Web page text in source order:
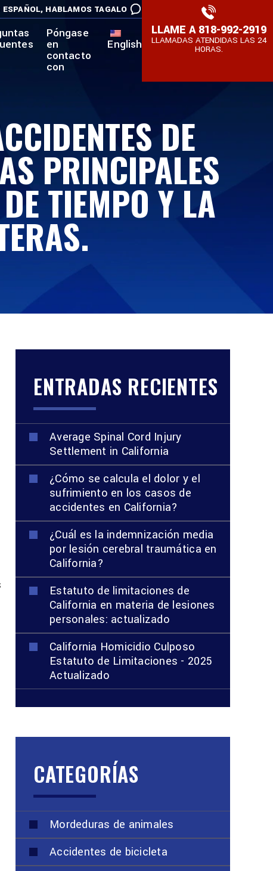
HABLAMOS TAGALO
Póngase
en
contacto
con
English
LLAME A818-992-2919
LLAMADAS ATENDIDAS LAS 24
HORAS.
DE
PRINCIPALES
TIEMPO Y LA
ENTRADAS RECIENTES
Average Spinal Cord Injury
Settlement in California
¿Cómo se calcula el dolor y el
sufrimiento en los casos de
accidentes en California?
¿Cuál es la indemnización media
por lesión cerebral traumática en
California?
Estatuto de limitaciones de
California en materia de lesiones
personales: actualizado
California Homicidio Culposo
Estatuto de Limitaciones - 2025
Actualizado
CATEGORÍAS
Mordeduras de animales
Accidentes de bicicleta